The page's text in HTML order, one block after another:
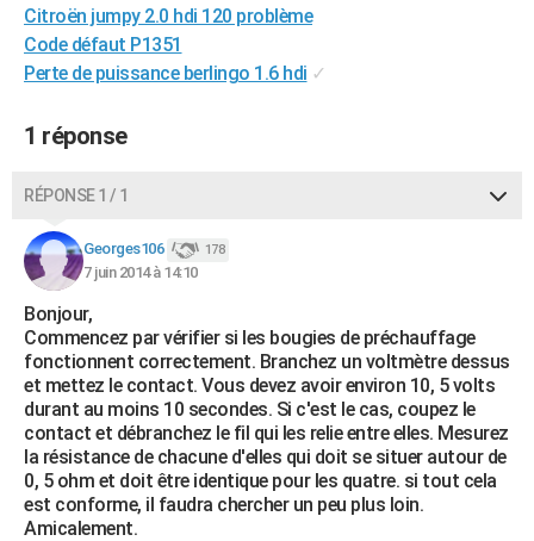
Dictionnaire
Biographies
Citations
Expressions
Proverbes
PROGRAMME TV
COPAINS D'AVANT
S'inscrire
Se connecter
Lycées
Collèges
Primaires
Universités
Entreprises
Service militaire
Avis de recherche
AVIS DE DÉCÈS
Citroën jumpy 2.0 hdi 120 problème
Code défaut P1351
Perte de puissance berlingo 1.6 hdi ✓
1 réponse
RÉPONSE 1 / 1
Georges106 178
7 juin 2014 à 14:10
Bonjour,
Commencez par vérifier si les bougies de préchauffage
fonctionnent correctement. Branchez un voltmètre dessus
et mettez le contact. Vous devez avoir environ 10, 5 volts
durant au moins 10 secondes. Si c'est le cas, coupez le
contact et débranchez le fil qui les relie entre elles. Mesurez
la résistance de chacune d'elles qui doit se situer autour de
0, 5 ohm et doit être identique pour les quatre. si tout cela
est conforme, il faudra chercher un peu plus loin.
Amicalement.